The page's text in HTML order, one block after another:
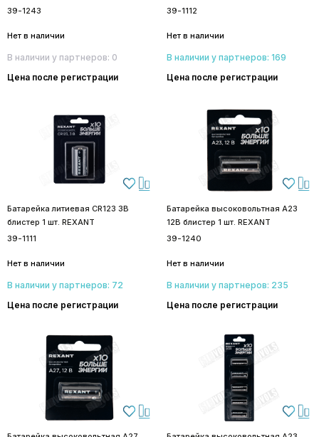
39-1243
Нет в наличии
В наличии у партнеров: 0
Цена после регистрации
39-1112
Нет в наличии
В наличии у партнеров: 169
Цена после регистрации
Батарейка литиевая CR123 3В
блистер 1 шт. REXANT
39-1111
Нет в наличии
В наличии у партнеров: 72
Цена после регистрации
Батарейка высоковольтная A23
12В блистер 1 шт. REXANT
39-1240
Нет в наличии
В наличии у партнеров: 235
Цена после регистрации